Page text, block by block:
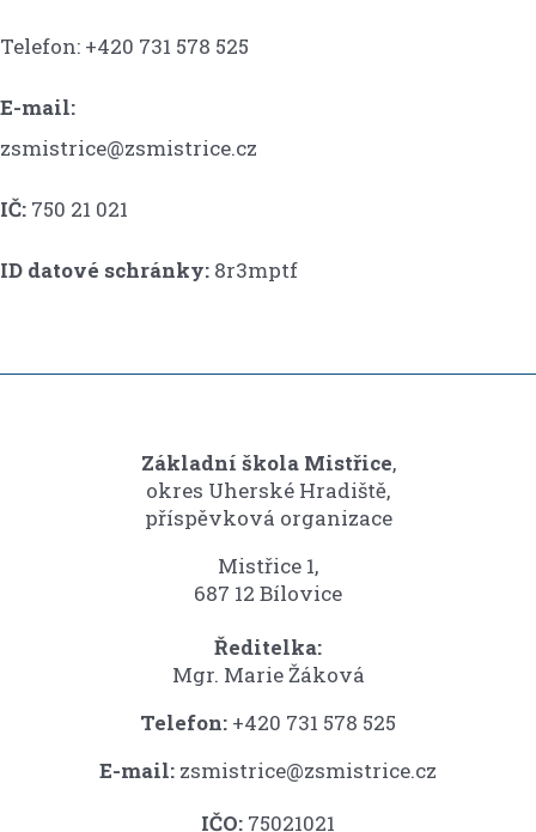
Telefon: +420 731 578 525
E-mail:
zsmistrice@zsmistrice.cz
IČ: 750 21 021
ID datové schránky: 8r3mptf
Základní škola Mistřice,
okres Uherské Hradiště,
příspěvková organizace
Mistřice 1,
687 12 Bílovice
Ředitelka:
Mgr. Marie Žáková
Telefon: +420 731 578 525
E-mail: zsmistrice@zsmistrice.cz
IČO: 75021021